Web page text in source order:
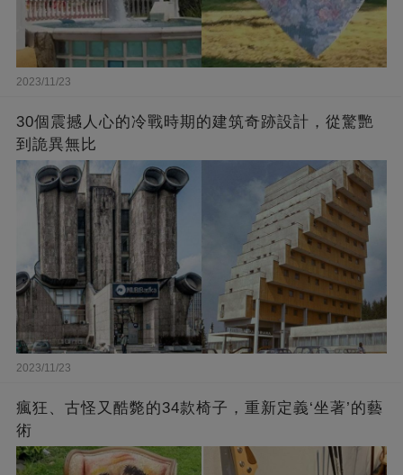
2023/11/23
30個震撼人心的冷戰時期的建筑奇跡設計，從驚艷
到詭異無比
2023/11/23
瘋狂、古怪又酷斃的34款椅子，重新定義‘坐著’的藝
術